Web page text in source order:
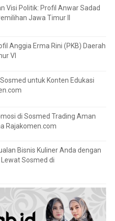
Visi Politik: Profil Anwar Sadad
Jawa Timur II
Anggia Erma Rini (PKB) Daerah
VI
untuk Konten Edukasi
di Sosmed Trading Aman
Rajakomen.com
Bisnis Kuliner Anda dengan
Sosmed di